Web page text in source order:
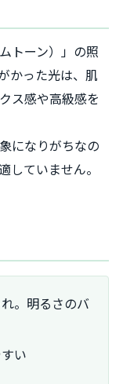
トーン）」の照
かった光は、肌
ス感や高級感を
になりがちなの
していません。
。明るさのバ
い